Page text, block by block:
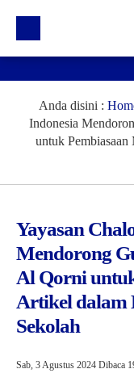
Profil Sekolah
Prestasi
Kegiatan Ekskul
Agenda
Hubungi Kami
Anda disini :
Indonesia
untuk
Yayasan
Mendorong
Al Qorni
Artikel dalam
Sekolah
Sab, 3 Agustus 2024 Dibaca